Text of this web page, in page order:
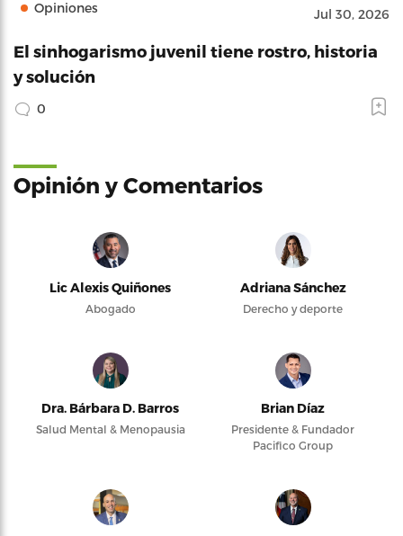
Opiniones Jul 30, 2026
El sinhogarismo juvenil tiene rostro, historia
y solución
0
Opinión y Comentarios
Lic Alexis Quiñones
Abogado
Adriana Sánchez
Derecho y deporte
Dra. Bárbara D. Barros
Salud Mental & Menopausia
Brian Díaz
Presidente & Fundador
Pacifico Group